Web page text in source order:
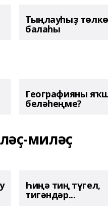
Тыңлауһыҙ төлкө
балаһы
Географияны
беләһеңме?
миләҫ
Һиңә тиң түгел,
тигәндәр...